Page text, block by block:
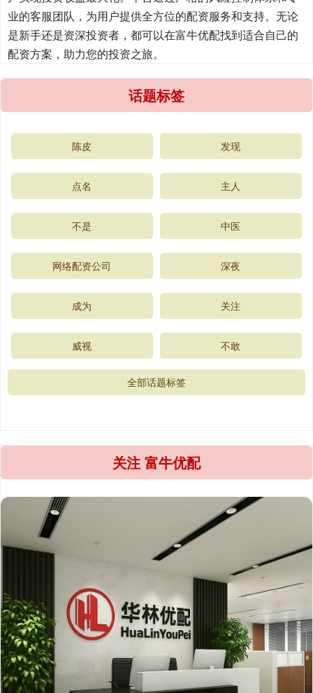
业的客服团队，为用户提供全方位的配资服务和支持。无论
是新手还是资深投资者，都可以在富牛优配找到适合自己的
配资方案，助力您的投资之旅。
话题标签
陈皮 发现
点名 主人
不是 中医
网络配资公司 深夜
成为 关注
威视 不敢
全部话题标签
关注 富牛优配